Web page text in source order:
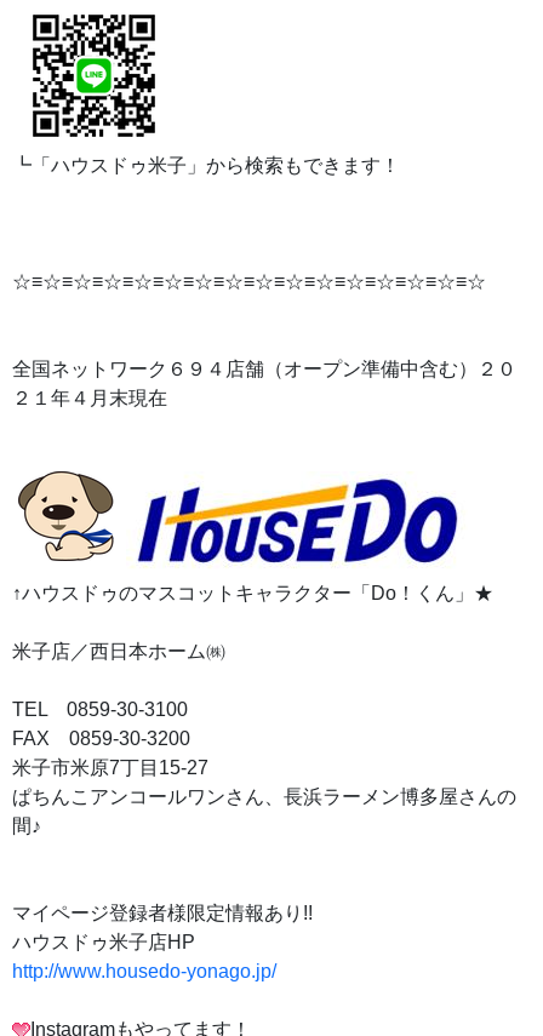
┗「ハウスドゥ米子」から検索もできます！
☆≡☆≡☆≡☆≡☆≡☆≡☆≡☆≡☆≡☆≡☆≡☆≡☆≡☆≡☆≡☆
全国ネットワーク６９４店舗（オープン準備中含む）２０
２１年４月末現在
↑ハウスドゥのマスコットキャラクター「Do！くん」★
米子店／西日本ホーム㈱
TEL 0859-30-3100
FAX 0859-30-3200
米子市米原7丁目15-27
ぱちんこアンコールワンさん、長浜ラーメン博多屋さんの
間♪
マイページ登録者様限定情報あり!!
ハウスドゥ米子店HP
http://www.housedo-yonago.jp/
Instagramもやってます！